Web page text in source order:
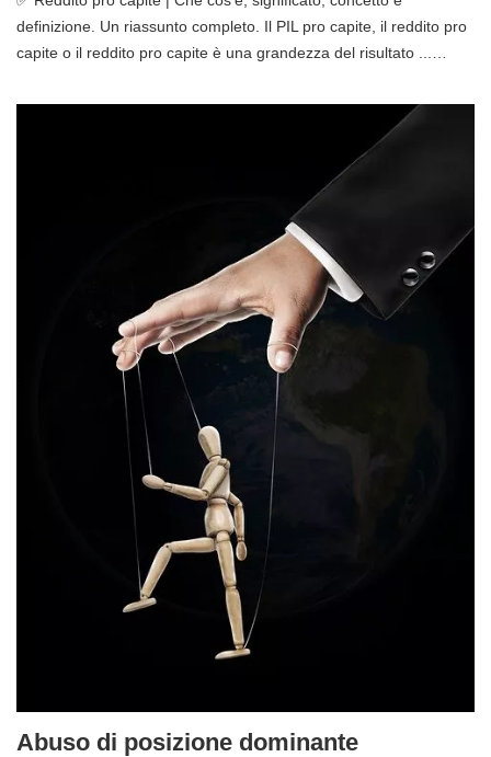
definizione. Un riassunto completo. Il PIL pro capite, il reddito pro
capite o il reddito pro capite è una grandezza del risultato ...…
Abuso di posizione dominante